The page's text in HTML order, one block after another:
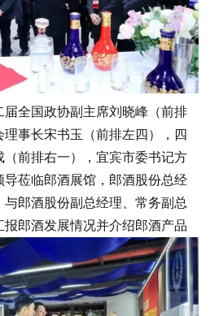
全国政协副主席刘晓峰（前排
事长宋书玉（前排左四），四
（前排右一），宜宾市委书记方
莅临郎酒展馆，郎酒股份总经
郎酒股份副总经理、常务副总
郎酒发展情况并介绍郎酒产品